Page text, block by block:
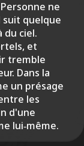
ne
suit quelque
du ciel.
et
tremble
Dans la
un présage
les
d'une
lui‑même.